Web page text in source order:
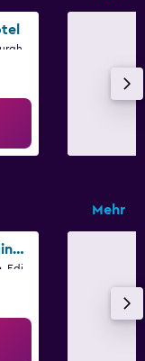
Mehr
Code - The Loft, Edinburgh